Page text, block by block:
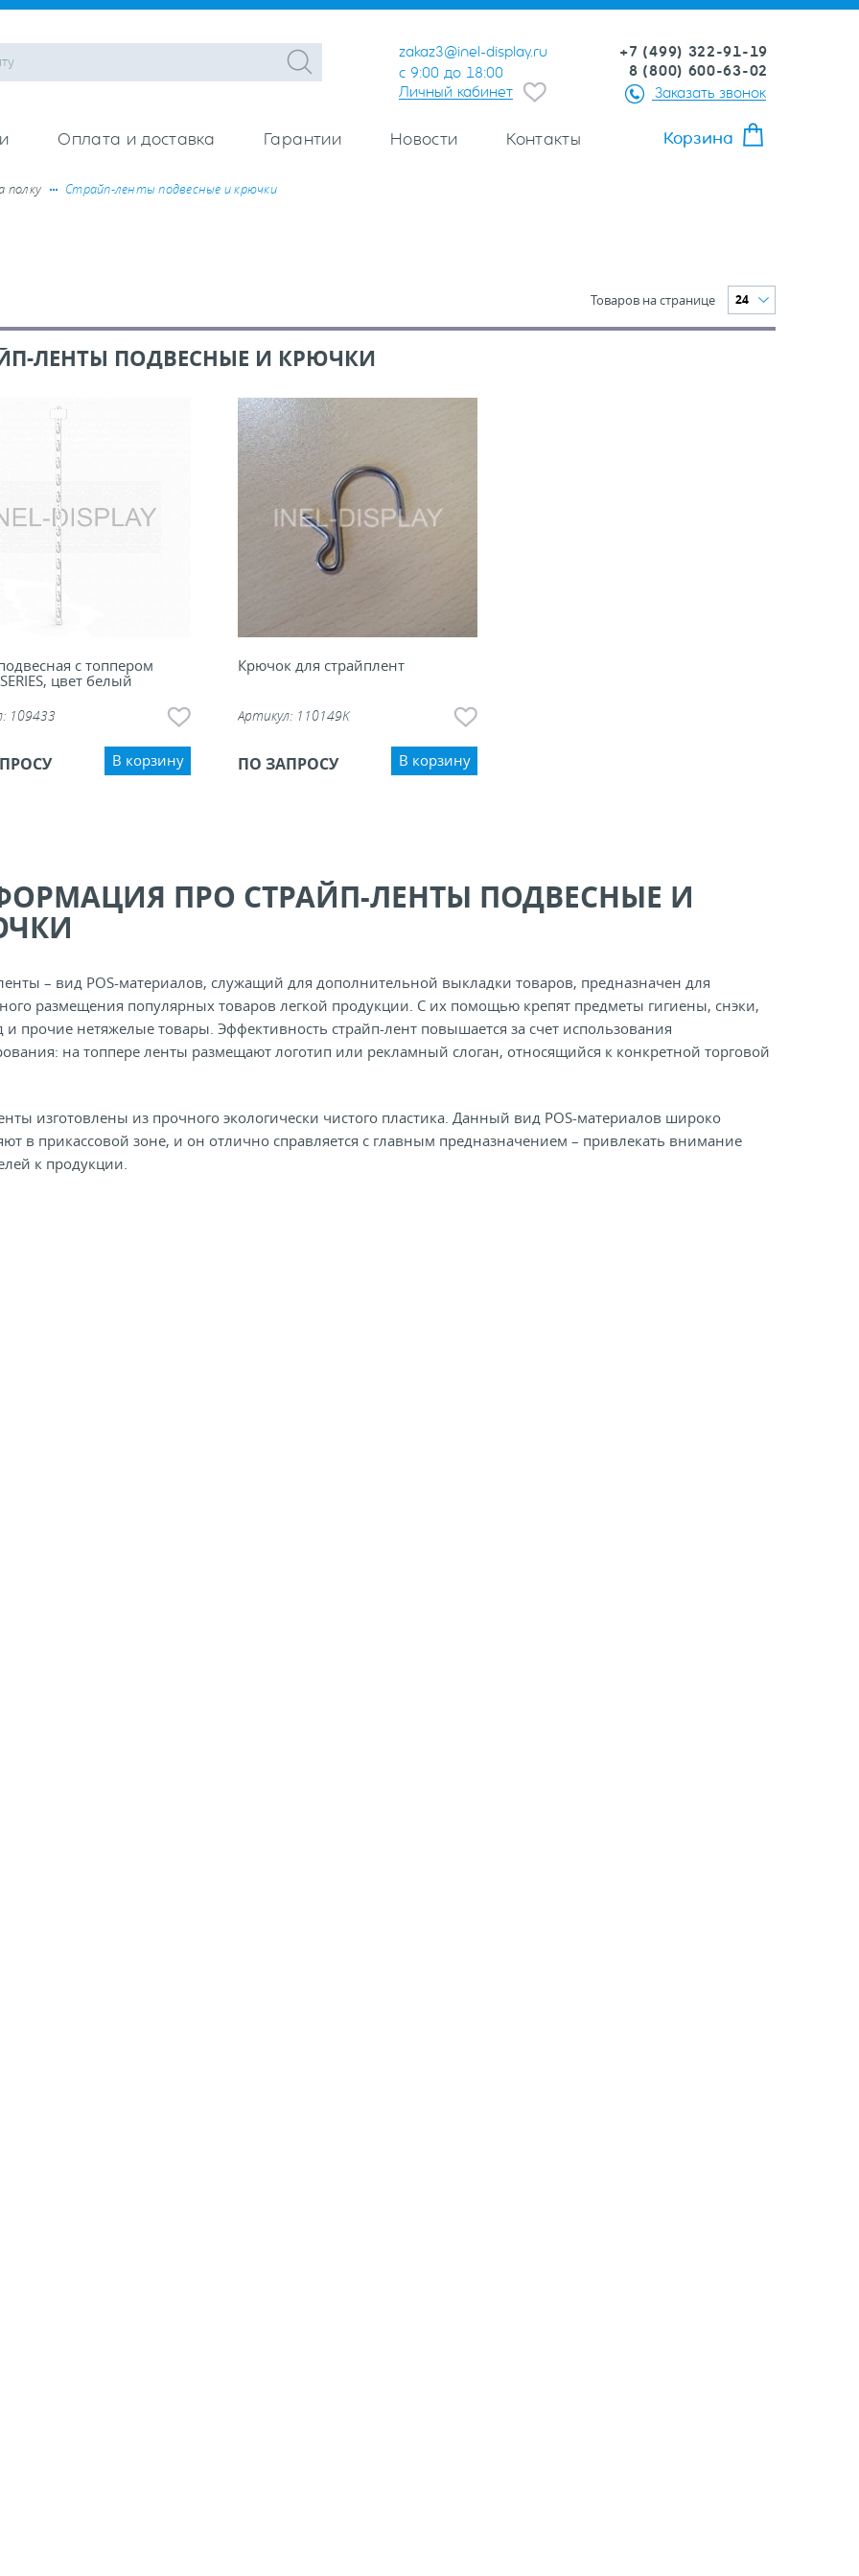
zakaz3@inel-display.ru
с 9:00 до 18:00
Личный кабинет
+7 (499) 322-91-19
8 (800) 600-63-02
Заказать звонок
Оплата и доставка Гарантии Новости Контакты Корзина
полку Страйп-ленты подвесные и крючки
Товаров на странице 24
ЛЕНТЫ ПОДВЕСНЫЕ И КРЮЧКИ
с топпером
цвет белый
109433
В корзину
Крючок для страйплент
Артикул: 110149K
ПО ЗАПРОСУ В корзину
ПРО СТРАЙП-ЛЕНТЫ ПОДВЕСНЫЕ И
– вид POS-материалов, служащий для дополнительной выкладки товаров, предназначен для
размещения популярных товаров легкой продукции. С их помощью крепят предметы гигиены, снэки,
и прочие нетяжелые товары. Эффективность страйп-лент повышается за счет использования
на топпере ленты размещают логотип или рекламный слоган, относящийся к конкретной торговой
изготовлены из прочного экологически чистого пластика. Данный вид POS-материалов широко
в прикассовой зоне, и он отлично справляется с главным предназначением – привлекать внимание
к продукции.